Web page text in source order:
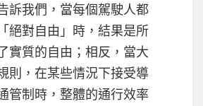
訴我們，當每個駕駛人都
絕對自由」時，結果是所
實質的自由；相反，當大
則，在某些情況下接受導
管制時，整體的通行效率